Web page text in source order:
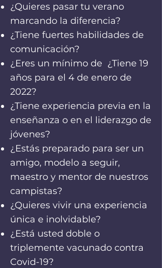
¿Quieres pasar tu verano
marcando la diferencia?
¿Tiene fuertes habilidades de
comunicación?
¿Eres un mínimo de ¿Tiene 19
años para el 4 de enero de
2022?
¿Tiene experiencia previa en la
enseñanza o en el liderazgo de
jóvenes?
¿Estás preparado para ser un
amigo, modelo a seguir,
maestro y mentor de nuestros
campistas?
¿Quieres vivir una experiencia
única e inolvidable?
¿Está usted doble o
triplemente vacunado contra
Covid-19?